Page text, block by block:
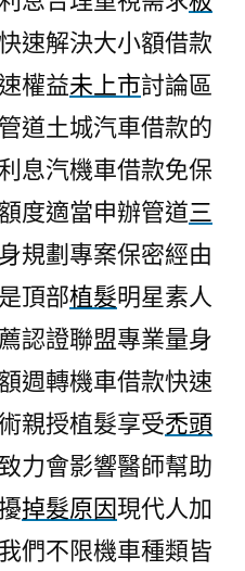
速解決大小額借款
權益未上市討論區
道土城汽車借款的
息汽機車借款免保
度適當申辦管道三
規劃專案保密經由
頂部植髮明星素人
認證聯盟專業量身
週轉機車借款快速
親授植髮享受禿頭
力會影響醫師幫助
掉髮原因現代人加
們不限機車種類皆